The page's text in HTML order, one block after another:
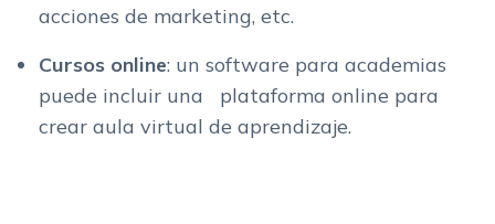
acciones de marketing, etc.
Cursos online: un software para academias
puede incluir una plataforma online para
crear aula virtual de aprendizaje.